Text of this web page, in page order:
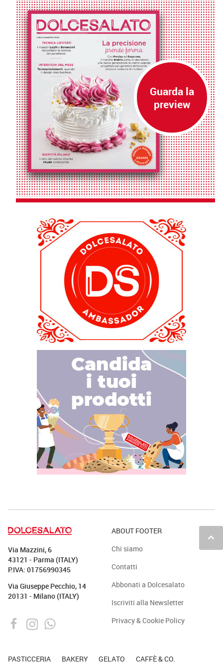
keyboard_arrow_up
Via Mazzini, 6
43121 - Parma (ITALY)
P.IVA: 01756990345
Via Giuseppe Pecchio, 14
20131 - Milano (ITALY)
ABOUT FOOTER
Chi siamo
Contatti
Abbonati a Dolcesalato
Iscriviti alla Newsletter
Privacy & Cookie Policy
PASTICCERIA BAKERY GELATO CAFFÈ & CO.